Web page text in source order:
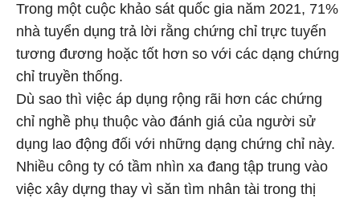
Trong một cuộc khảo sát quốc gia năm 2021, 71%
nhà tuyển dụng trả lời rằng chứng chỉ trực tuyến
tương đương hoặc tốt hơn so với các dạng chứng
chỉ truyền thống.
Dù sao thì việc áp dụng rộng rãi hơn các chứng
chỉ nghề phụ thuộc vào đánh giá của người sử
dụng lao động đối với những dạng chứng chỉ này.
Nhiều công ty có tầm nhìn xa đang tập trung vào
việc xây dựng thay vì săn tìm nhân tài trong thị